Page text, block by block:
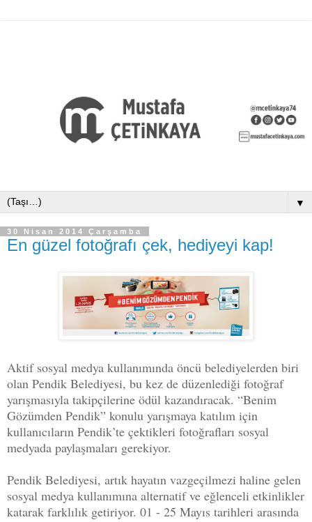
▼
30 Nisan 2014 Çarşamba
En güzel fotoğrafı çek, hediyeyi kap!
Aktif sosyal medya kullanımında öncü belediyelerden biri
olan Pendik Belediyesi, bu kez de düzenlediği fotoğraf
yarışmasıyla takipçilerine ödül kazandıracak. “Benim
Gözümden Pendik” konulu yarışmaya katılım için
kullanıcıların Pendik’te çektikleri fotoğrafları sosyal
medyada paylaşmaları gerekiyor.
Pendik Belediyesi, artık hayatın vazgeçilmezi haline gelen
sosyal medya kullanımına alternatif ve eğlenceli etkinlikler
katarak farklılık getiriyor. 01 - 25 Mayıs tarihleri arasında